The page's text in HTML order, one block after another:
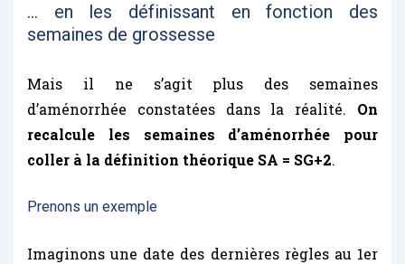
… en les définissant en fonction des
semaines de grossesse
Mais il ne s’agit plus des semaines
d’aménorrhée constatées dans la réalité. On
recalcule les semaines d’aménorrhée pour
coller à la définition théorique SA = SG+2.
Prenons un exemple
Imaginons une date des dernières règles au 1er